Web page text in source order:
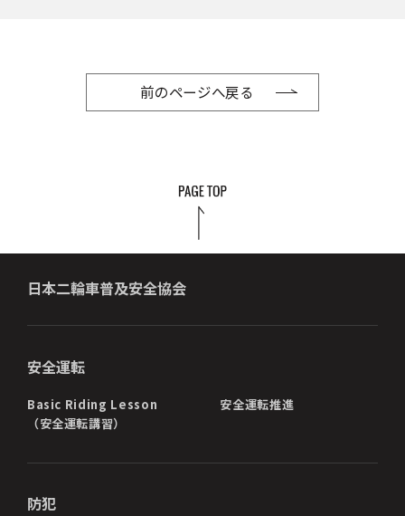
前のページへ戻る
日本二輪車普及安全協会
安全運転
Basic Riding Lesson
（安全運転講習）
安全運転推進
防犯